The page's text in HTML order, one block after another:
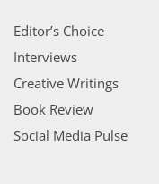
Editor’s Choice
Interviews
Creative Writings
Book Review
Social Media Pulse